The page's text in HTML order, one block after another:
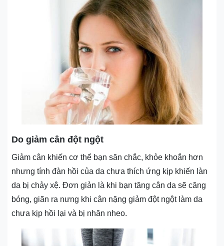
Do giảm cân đột ngột
Giảm cân khiến cơ thể bạn săn chắc, khỏe khoắn hơn
nhưng tính đàn hồi của da chưa thích ứng kịp khiến làn
da bị chảy xệ. Đơn giản là khi bạn tăng cân da sẽ căng
bóng, giãn ra nưng khi cân nặng giảm đột ngột làm da
chưa kịp hồi lại và bị nhăn nheo.